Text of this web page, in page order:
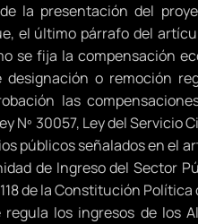
la presentación del
el último párrafo del
se fija la compensación
o remoción
las
Nº 30057, Ley del Servicio
públicos señalados en el
de Ingreso del Sector
de la Constitución Política
regula los ingresos de los